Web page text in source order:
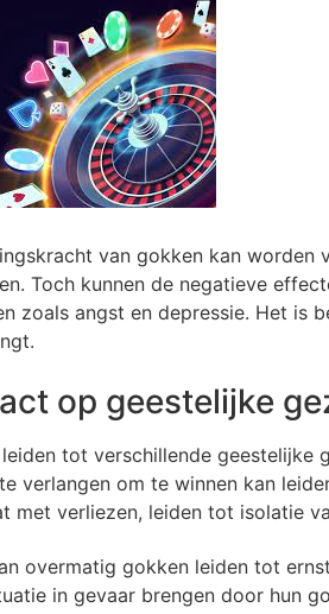
van gokken kan worden
Toch kunnen de negatieve
zoals angst en depressie. Het is
op geestelijke
tot verschillende geestelijke
verlangen om te winnen kan
met verliezen, leiden tot isolatie
overmatig gokken leiden tot
in gevaar brengen door hun